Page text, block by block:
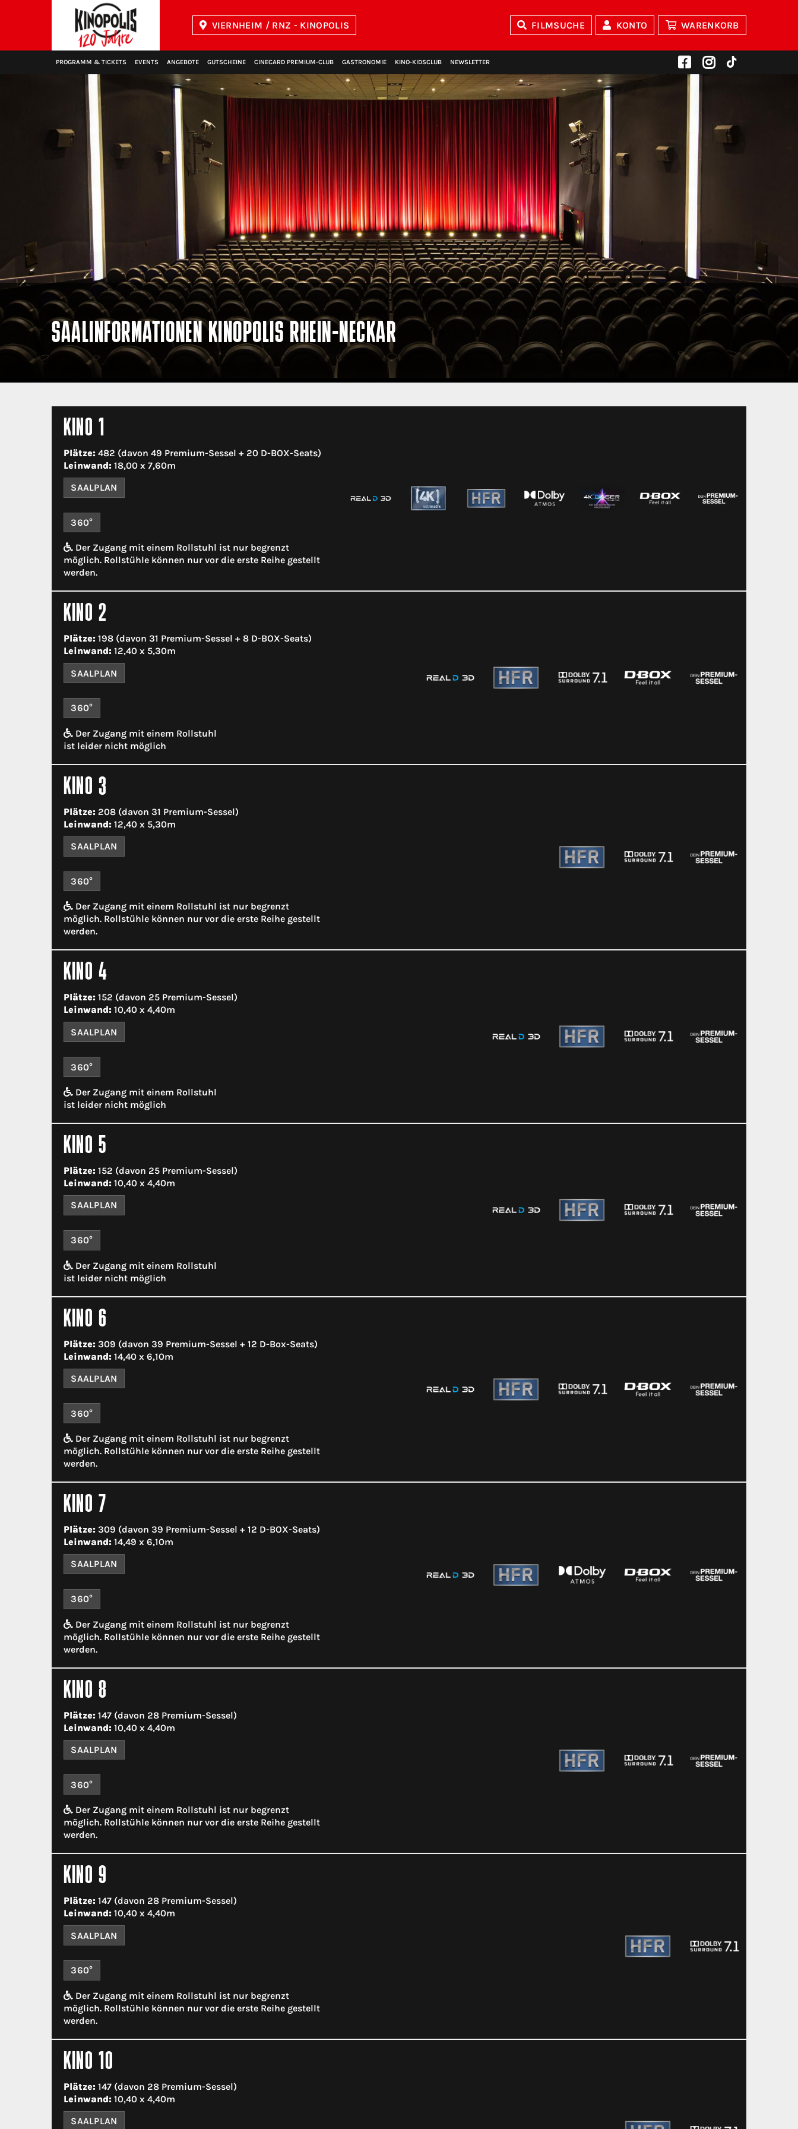
VIERNHEIM / RNZ - KINOPOLIS FILMSUCHE KONTO WARENKORB
PROGRAMM & TICKETS EVENTS ANGEBOTE GUTSCHEINE CINECARD PREMIUM‑CLUB GASTRONOMIE KINO‑KIDSCLUB NEWSLETTER
SAALINFORMATIONEN KINOPOLIS RHEIN-NECKAR
KINO 1
Plätze: 482 (davon 49 Premium-Sessel + 20 D-BOX-Seats)
Leinwand: 18,00 x 7,60m
SAALPLAN
360°
Der Zugang mit einem Rollstuhl ist nur begrenzt
möglich. Rollstühle können nur vor die erste Reihe gestellt
werden.
KINO 2
Plätze: 198 (davon 31 Premium-Sessel + 8 D-BOX-Seats)
Leinwand: 12,40 x 5,30m
SAALPLAN
360°
Der Zugang mit einem Rollstuhl
ist leider nicht möglich
KINO 3
Plätze: 208 (davon 31 Premium-Sessel)
Leinwand: 12,40 x 5,30m
SAALPLAN
360°
Der Zugang mit einem Rollstuhl ist nur begrenzt
möglich. Rollstühle können nur vor die erste Reihe gestellt
werden.
KINO 4
Plätze: 152 (davon 25 Premium-Sessel)
Leinwand: 10,40 x 4,40m
SAALPLAN
360°
Der Zugang mit einem Rollstuhl
ist leider nicht möglich
KINO 5
Plätze: 152 (davon 25 Premium-Sessel)
Leinwand: 10,40 x 4,40m
SAALPLAN
360°
Der Zugang mit einem Rollstuhl
ist leider nicht möglich
KINO 6
Plätze: 309 (davon 39 Premium-Sessel + 12 D-Box-Seats)
Leinwand: 14,40 x 6,10m
SAALPLAN
360°
Der Zugang mit einem Rollstuhl ist nur begrenzt
möglich. Rollstühle können nur vor die erste Reihe gestellt
werden.
KINO 7
Plätze: 309 (davon 39 Premium-Sessel + 12 D-BOX-Seats)
Leinwand: 14,49 x 6,10m
SAALPLAN
360°
Der Zugang mit einem Rollstuhl ist nur begrenzt
möglich. Rollstühle können nur vor die erste Reihe gestellt
werden.
KINO 8
Plätze: 147 (davon 28 Premium-Sessel)
Leinwand: 10,40 x 4,40m
SAALPLAN
360°
Der Zugang mit einem Rollstuhl ist nur begrenzt
möglich. Rollstühle können nur vor die erste Reihe gestellt
werden.
KINO 9
Plätze: 147 (davon 28 Premium-Sessel)
Leinwand: 10,40 x 4,40m
SAALPLAN
360°
Der Zugang mit einem Rollstuhl ist nur begrenzt
möglich. Rollstühle können nur vor die erste Reihe gestellt
werden.
KINO 10
Plätze: 147 (davon 28 Premium-Sessel)
Leinwand: 10,40 x 4,40m
SAALPLAN